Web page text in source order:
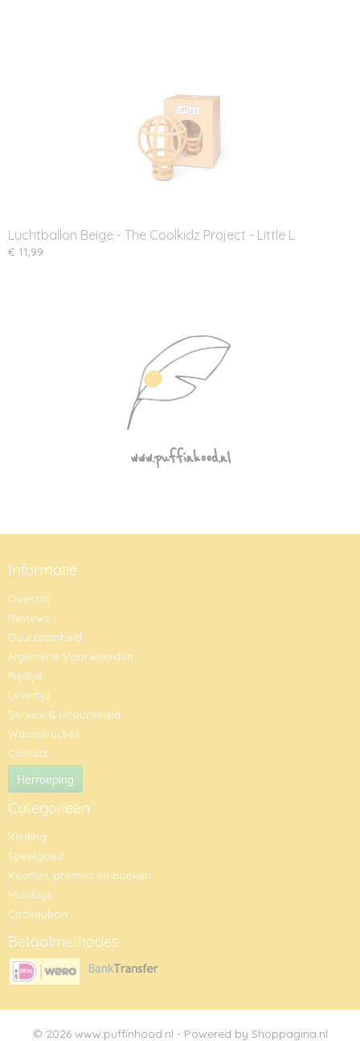
Luchtballon Beige - The Coolkidz Project - Little L
€ 11,99
www.puffinhood.nl
Informatie
Over mij
Reviews
Duurzaamheid
Algemene Voorwaarden
Prijslijst
Levertijd
Service & retourbeleid
Wasinstructies
Contact
Herroeping
Categorieën
Kleding
Speelgoed
Kaarten, prenten en boeken
Holidays
Cadeaubon
Betaalmethodes
© 2026 www.puffinhood.nl - Powered by Shoppagina.nl